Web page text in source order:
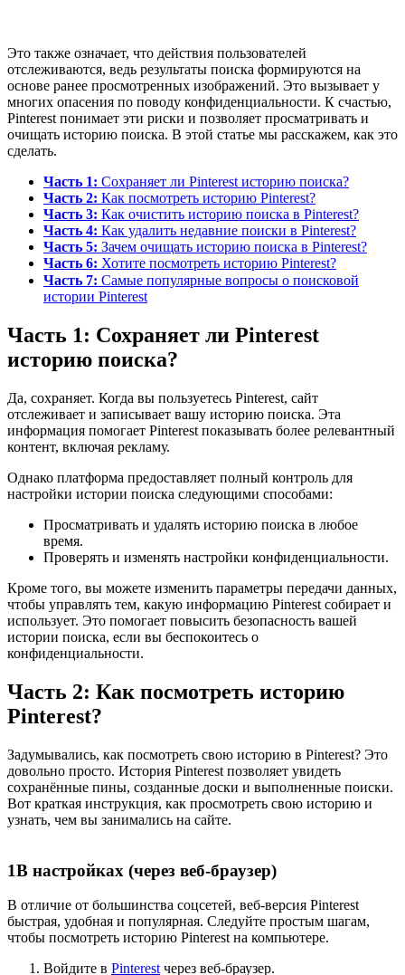
Это также означает, что действия пользователей
отслеживаются, ведь результаты поиска формируются на
основе ранее просмотренных изображений. Это вызывает у
многих опасения по поводу конфиденциальности. К счастью,
Pinterest понимает эти риски и позволяет просматривать и
очищать историю поиска. В этой статье мы расскажем, как это
сделать.
Часть 1: Сохраняет ли Pinterest историю поиска?
Часть 2: Как посмотреть историю Pinterest?
Часть 3: Как очистить историю поиска в Pinterest?
Часть 4: Как удалить недавние поиски в Pinterest?
Часть 5: Зачем очищать историю поиска в Pinterest?
Часть 6: Хотите посмотреть историю Pinterest?
Часть 7: Самые популярные вопросы о поисковой
истории Pinterest
Часть 1: Сохраняет ли Pinterest
историю поиска?
Да, сохраняет. Когда вы пользуетесь Pinterest, сайт
отслеживает и записывает вашу историю поиска. Эта
информация помогает Pinterest показывать более релевантный
контент, включая рекламу.
Однако платформа предоставляет полный контроль для
настройки истории поиска следующими способами:
Просматривать и удалять историю поиска в любое
время.
Проверять и изменять настройки конфиденциальности.
Кроме того, вы можете изменить параметры передачи данных,
чтобы управлять тем, какую информацию Pinterest собирает и
использует. Это помогает повысить безопасность вашей
истории поиска, если вы беспокоитесь о
конфиденциальности.
Часть 2: Как посмотреть историю
Pinterest?
Задумывались, как посмотреть свою историю в Pinterest? Это
довольно просто. История Pinterest позволяет увидеть
сохранённые пины, созданные доски и выполненные поиски.
Вот краткая инструкция, как просмотреть свою историю и
узнать, чем вы занимались на сайте.
1В настройках (через веб-браузер)
В отличие от большинства соцсетей, веб-версия Pinterest
быстрая, удобная и популярная. Следуйте простым шагам,
чтобы посмотреть историю Pinterest на компьютере.
Войдите в Pinterest через веб-браузер.